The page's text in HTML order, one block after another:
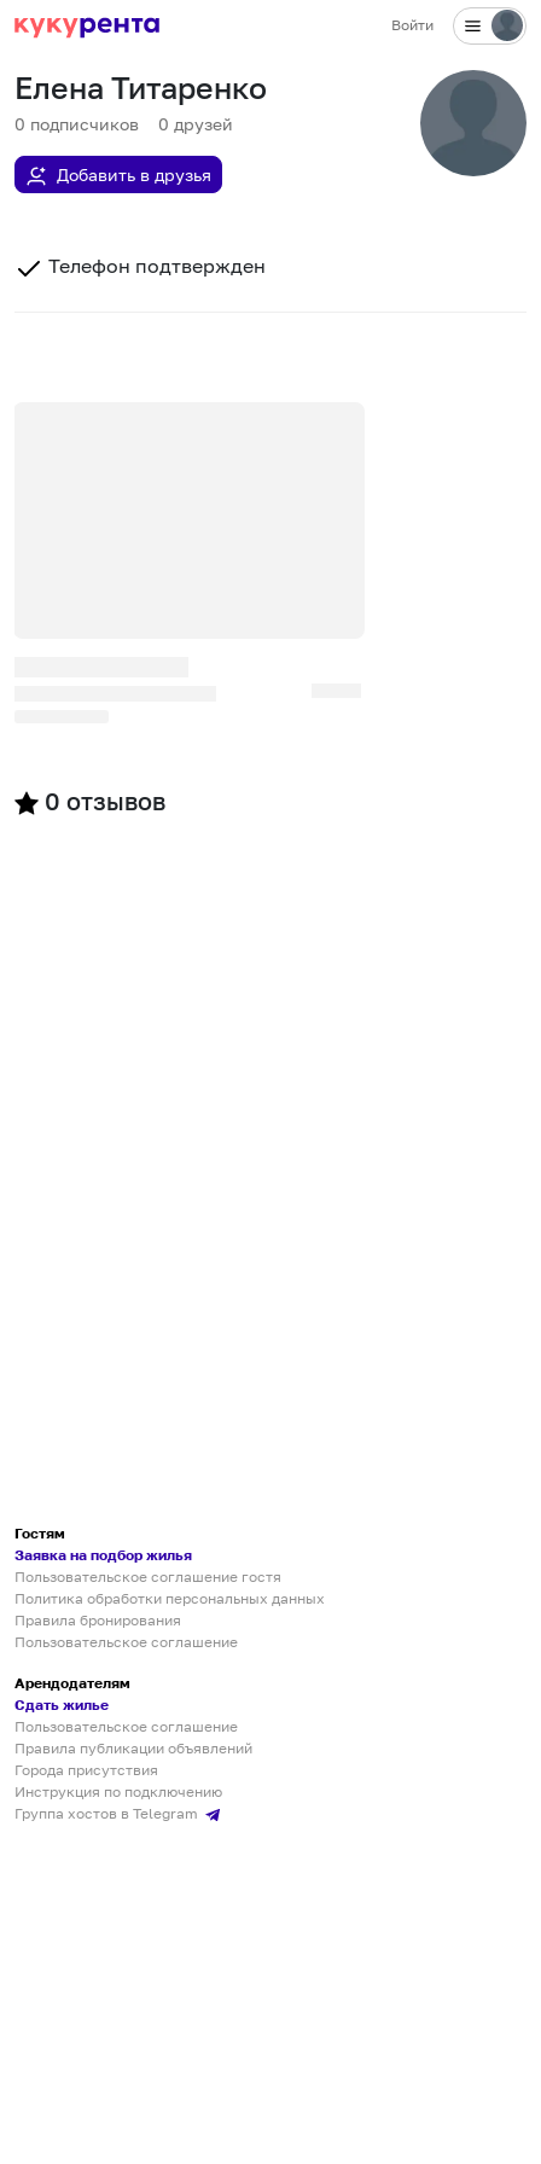
Войти
Елена Титаренко
0 подписчиков 0 друзей
Добавить в друзья
Телефон подтвержден
0 отзывов
Гостям
Заявка на подбор жилья
Пользовательское соглашение гостя
Политика обработки персональных данных
Правила бронирования
Пользовательское соглашение
Арендодателям
Сдать жилье
Пользовательское соглашение
Правила публикации объявлений
Города присутствия
Инструкция по подключению
Группа хостов в Telegram